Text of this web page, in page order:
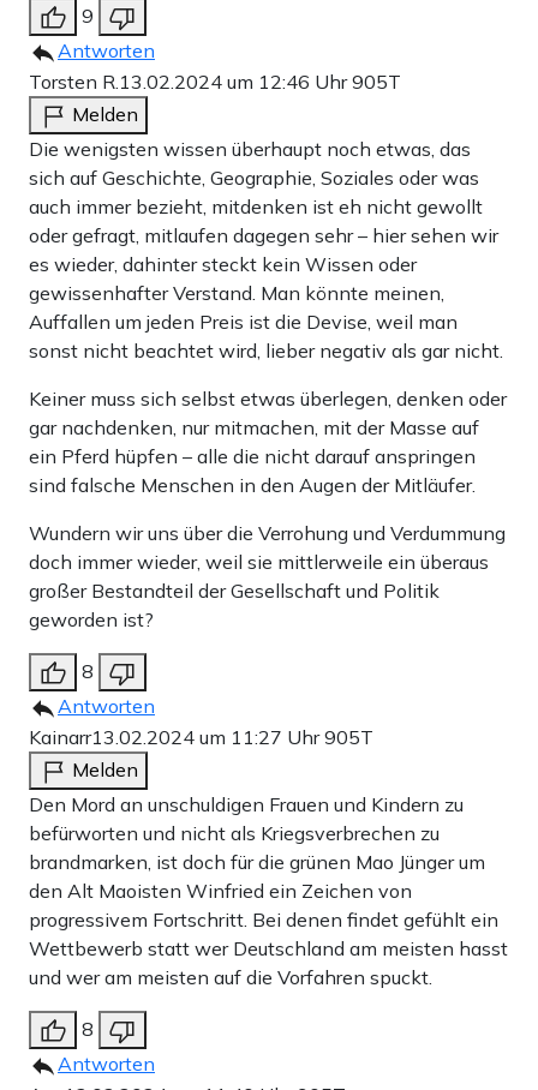
9
Antworten
Torsten R.13.02.2024 um 12:46 Uhr905T
Melden
Die wenigsten wissen überhaupt noch etwas, das
sich auf Geschichte, Geographie, Soziales oder was
auch immer bezieht, mitdenken ist eh nicht gewollt
oder gefragt, mitlaufen dagegen sehr – hier sehen wir
es wieder, dahinter steckt kein Wissen oder
gewissenhafter Verstand. Man könnte meinen,
Auffallen um jeden Preis ist die Devise, weil man
sonst nicht beachtet wird, lieber negativ als gar nicht.
Keiner muss sich selbst etwas überlegen, denken oder
gar nachdenken, nur mitmachen, mit der Masse auf
ein Pferd hüpfen – alle die nicht darauf anspringen
sind falsche Menschen in den Augen der Mitläufer.
Wundern wir uns über die Verrohung und Verdummung
doch immer wieder, weil sie mittlerweile ein überaus
großer Bestandteil der Gesellschaft und Politik
geworden ist?
8
Antworten
Kainarr13.02.2024 um 11:27 Uhr905T
Melden
Den Mord an unschuldigen Frauen und Kindern zu
befürworten und nicht als Kriegsverbrechen zu
brandmarken, ist doch für die grünen Mao Jünger um
den Alt Maoisten Winfried ein Zeichen von
progressivem Fortschritt. Bei denen findet gefühlt ein
Wettbewerb statt wer Deutschland am meisten hasst
und wer am meisten auf die Vorfahren spuckt.
8
Antworten